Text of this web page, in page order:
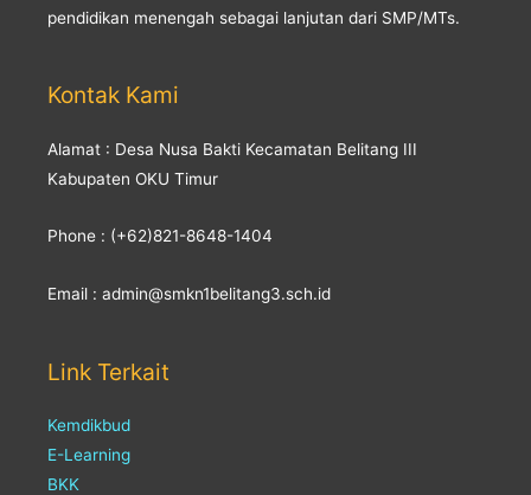
pendidikan menengah sebagai lanjutan dari SMP/MTs.
Kontak Kami
Alamat : Desa Nusa Bakti Kecamatan Belitang III
Kabupaten OKU Timur
Phone : (+62)821-8648-1404
Email : admin@smkn1belitang3.sch.id
Link Terkait
Kemdikbud
E-Learning
BKK